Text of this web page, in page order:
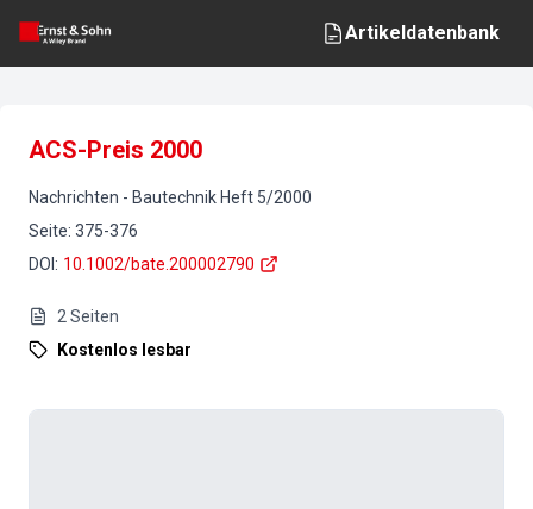
Artikeldatenbank
ACS-Preis 2000
Nachrichten - Bautechnik Heft 5/2000
Seite: 375-376
DOI : 10.1002/bate.200002790
2 Seiten
Kostenlos lesbar